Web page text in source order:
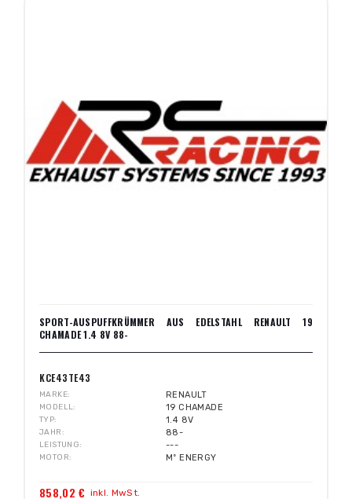
SPORT-AUSPUFFKRÜMMER AUS EDELSTAHL RENAULT 19
CHAMADE 1.4 8V 88-
KCE43TE43
MARKE RENAULT
MODELL 19 CHAMADE
TYP 1.4 8V
JAHR 88-
LEISTUNG ---
MOTOR Mº ENERGY
858,02 € inkl. MwSt.